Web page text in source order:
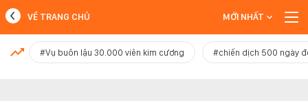
MỚI NHẤT
VỀ TRANG CHỦ MỚI NHẤT
#Vụ buôn lậu 30.000 viên kim cương #chiến dịch 500 ngày